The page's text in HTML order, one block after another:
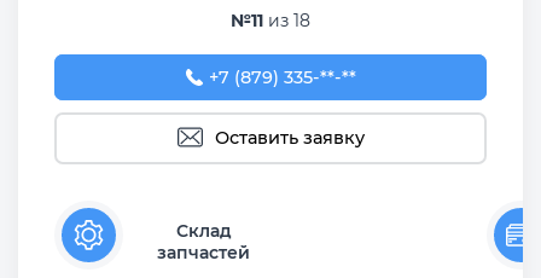
№11 из 18
+7 (879) 335-22-45
+7 (879) 335-**-**
Оставить заявку
Склад
запчастей